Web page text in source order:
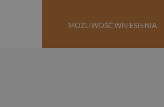
MOŻLIWOŚĆ WNIESIENIA